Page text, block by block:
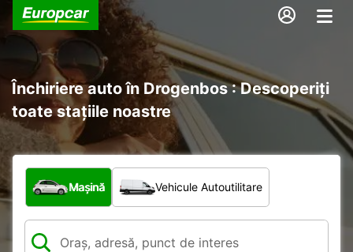
Închiriere auto în Drogenbos : Descoperiți
toate stațiile noastre
Ce tip de vehicul?
Mașină Vehicule Autoutilitare